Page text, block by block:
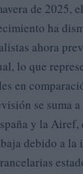
de 2025,
ha
ahora
lo que
en
se suma
y la Airef,
debido a